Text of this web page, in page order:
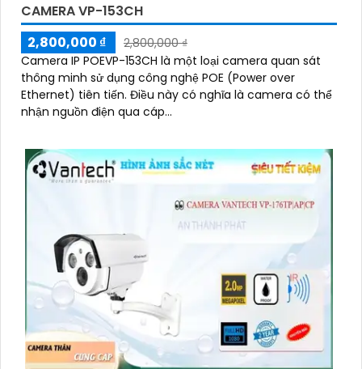
CAMERA VP-153CH
2,800,000 ₫
2,800,000 ₫
Camera IP POEVP-153CH là một loại camera quan sát
thông minh sử dụng công nghệ POE (Power over
Ethernet) tiên tiến. Điều này có nghĩa là camera có thể
nhận nguồn điện qua cáp...